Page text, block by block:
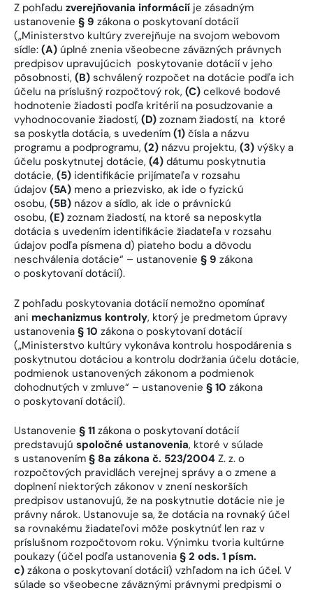
Z pohľadu zverejňovania informácií je zásadným
ustanovenie § 9 zákona o poskytovaní dotácií
(„Ministerstvo kultúry zverejňuje na svojom webovom
sídle: (A) úplné znenia všeobecne záväzných právnych
predpisov upravujúcich poskytovanie dotácií v jeho
pôsobnosti, (B) schválený rozpočet na dotácie podľa ich
účelu na príslušný rozpočtový rok, (C) celkové bodové
hodnotenie žiadosti podľa kritérií na posudzovanie a
vyhodnocovanie žiadostí, (D) zoznam žiadostí, na ktoré
sa poskytla dotácia, s uvedením (1) čísla a názvu
programu a podprogramu, (2) názvu projektu, (3) výšky a
účelu poskytnutej dotácie, (4) dátumu poskytnutia
dotácie, (5) identifikácie prijímateľa v rozsahu
údajov (5A) meno a priezvisko, ak ide o fyzickú
osobu, (5B) názov a sídlo, ak ide o právnickú
osobu, (E) zoznam žiadostí, na ktoré sa neposkytla
dotácia s uvedením identifikácie žiadateľa v rozsahu
údajov podľa písmena d) piateho bodu a dôvodu
neschválenia dotácie“ – ustanovenie § 9 zákona
o poskytovaní dotácií).
Z pohľadu poskytovania dotácií nemožno opomínať
ani mechanizmus kontroly, ktorý je predmetom úpravy
ustanovenia § 10 zákona o poskytovaní dotácií
(„Ministerstvo kultúry vykonáva kontrolu hospodárenia s
poskytnutou dotáciou a kontrolu dodržania účelu dotácie,
podmienok ustanovených zákonom a podmienok
dohodnutých v zmluve“ – ustanovenie § 10 zákona
o poskytovaní dotácií).
Ustanovenie § 11 zákona o poskytovaní dotácií
predstavujú spoločné ustanovenia, ktoré v súlade
s ustanovením § 8a zákona č. 523/2004 Z. z. o
rozpočtových pravidlách verejnej správy a o zmene a
doplnení niektorých zákonov v znení neskorších
predpisov ustanovujú, že na poskytnutie dotácie nie je
právny nárok. Ustanovuje sa, že dotácia na rovnaký účel
sa rovnakému žiadateľovi môže poskytnúť len raz v
príslušnom rozpočtovom roku. Výnimku tvoria kultúrne
poukazy (účel podľa ustanovenia § 2 ods. 1 písm.
c) zákona o poskytovaní dotácií) vzhľadom na ich účel. V
súlade so všeobecne záväznými právnymi predpismi o